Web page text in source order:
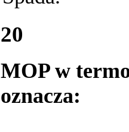
20
MOP w
oznacza: